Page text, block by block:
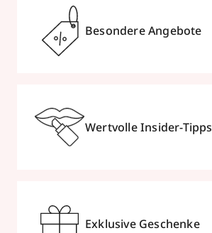
Besondere Angebote
Wertvolle Insider-Tipps
Exklusive Geschenke